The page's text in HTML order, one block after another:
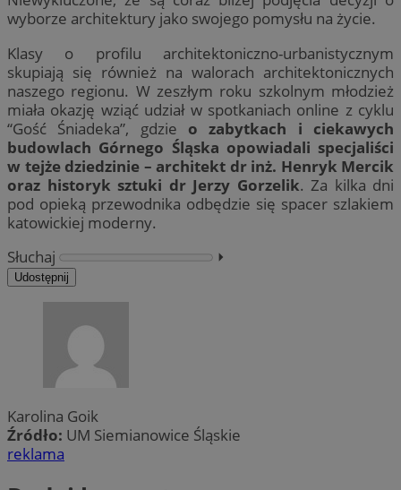
wyborze architektury jako swojego pomysłu na życie.
Klasy o profilu architektoniczno-urbanistycznym
skupiają się również na walorach architektonicznych
naszego regionu. W zeszłym roku szkolnym młodzież
miała okazję wziąć udział w spotkaniach online z cyklu
“Gość Śniadeka”, gdzie o zabytkach i ciekawych
budowlach Górnego Śląska opowiadali specjaliści
w tejże dziedzinie – architekt dr inż. Henryk Mercik
oraz historyk sztuki dr Jerzy Gorzelik. Za kilka dni
pod opieką przewodnika odbędzie się spacer szlakiem
katowickiej moderny.
Słuchaj
⏵︎
Udostępnij
Karolina Goik
Źródło: UM Siemianowice Śląskie
reklama